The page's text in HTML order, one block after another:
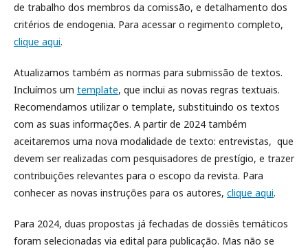
de trabalho dos membros da comissão, e detalhamento dos
critérios de endogenia. Para acessar o regimento completo,
clique aqui.
Atualizamos também as normas para submissão de textos.
Incluímos um template, que inclui as novas regras textuais.
Recomendamos utilizar o template, substituindo os textos
com as suas informações. A partir de 2024 também
aceitaremos uma nova modalidade de texto: entrevistas, que
devem ser realizadas com pesquisadores de prestígio, e trazer
contribuições relevantes para o escopo da revista. Para
conhecer as novas instruções para os autores, clique aqui.
Para 2024, duas propostas já fechadas de dossiês temáticos
foram selecionadas via edital para publicação. Mas não se